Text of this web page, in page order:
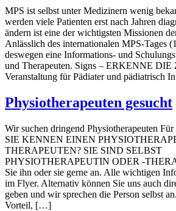
MPS ist selbst unter Medizinern wenig
werden viele Patienten erst nach Jahren
ändern ist eine der wichtigsten Missionen
Anlässlich des internationalen MPS-Tages
deswegen eine Informations- und
und Therapeuten. Signs – ERKENNE DIE
Veranstaltung für Pädiater und pädiatrisch
Physiotherapeuten gesucht
Wir suchen dringend Physiotherapeuten
SIE KENNEN EINEN
THERAPEUTEN? SIE SIND SELBST
PHYSIOTHERAPEUTIN ODER -
Sie ihn oder sie gerne an. Alle wichtigen
im Flyer. Alternativ können Sie uns auch
geben und wir sprechen die Person selbst
Vorteil, […]